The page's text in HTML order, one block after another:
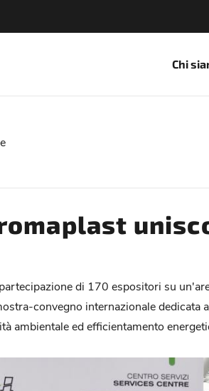
Chi
di 170 espositori su
convegno internazionale dedicata
ambientale ed efficientamento